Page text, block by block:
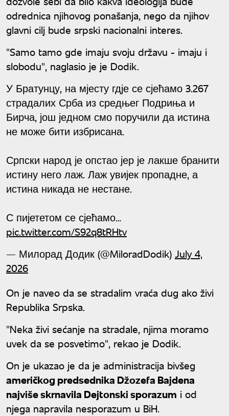
odrednica njihovog ponašanja, nego da njihov
glavni cilj bude srpski nacionalni interes.
"Samo tamo gde imaju svoju državu - imaju i
slobodu", naglasio je je Dodik.
У Братунцу, на мјесту гдје се сјећамо 3.267
страдалих Срба из средњег Подриња и
Бирча, још једном смо поручили да истина
не може бити избрисана.
Српски народ је опстао јер је лакше бранити
истину него лаж. Лаж увијек пропадне, а
истина никада не нестане.
С пијететом се сјећамо…
pic.twitter.com/S92q8tRHtv
— Милорад Додик (@MiloradDodik) July 4,
2026
On je naveo da se stradalim vraća dug ako živi
Republika Srpska.
"Neka živi sećanje na stradale, njima moramo
uvek da se posvetimo", rekao je Dodik.
On je ukazao je da je administracija bivšeg
američkog predsednika Džozefa Bajdena
najviše skrnavila Dejtonski sporazum i od
njega napravila nesporazum u BiH.